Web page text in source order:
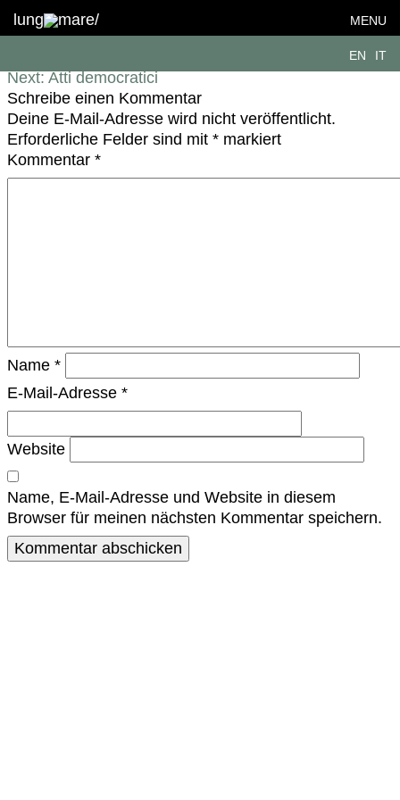
lung mare/ MENU
EN IT
Storie di cose / Biografie di oggetti
Beitragsnavigation
Next: Atti democratici
Schreibe einen Kommentar
Deine E-Mail-Adresse wird nicht veröffentlicht.
Erforderliche Felder sind mit *markiert
Kommentar *
Name *
E-Mail-Adresse *
Website
Name, E-Mail-Adresse und Website in diesem
Browser für meinen nächsten Kommentar speichern.